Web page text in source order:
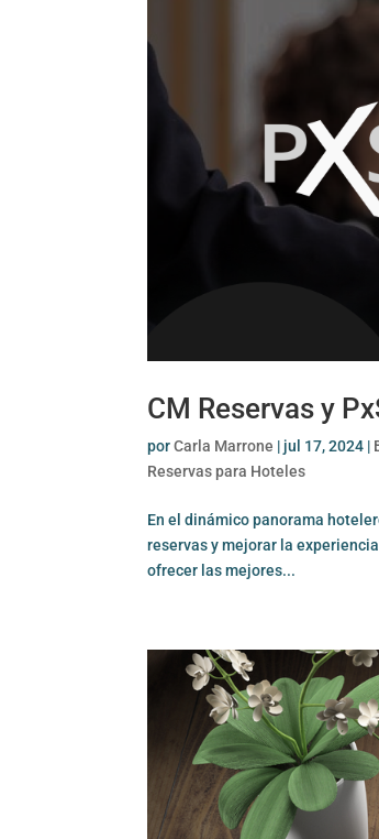
CM Reservas y
porCarla Marrone | jul 17, 2024 |
Reservas para Hoteles
En el dinámico panorama
reservas y mejorar la
ofrecer las mejores...